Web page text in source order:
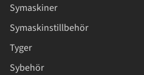
Symaskiner
Symaskinstillbehör
Tyger
Sybehör